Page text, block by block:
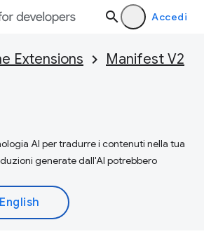
Accedi
Extensions
Manifest V2
AI per tradurre i contenuti nella tua
generate dall'AI potrebbero